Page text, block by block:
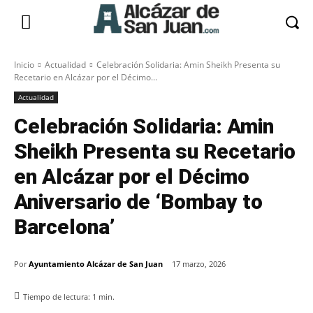
Inicio Actualidad
Celebración Solidaria: Amin Sheikh Presenta su
Recetario en Alcázar por el Décimo...
Actualidad
Celebración Solidaria: Amin
Sheikh Presenta su Recetario
en Alcázar por el Décimo
Aniversario de ‘Bombay to
Barcelona’
Por Ayuntamiento Alcázar de San Juan 17 marzo, 2026
Tiempo de lectura: 1 min.